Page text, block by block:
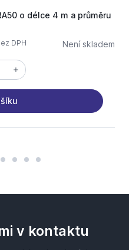
o délce 4 m a průměru
DPH Není skladem
v kontaktu